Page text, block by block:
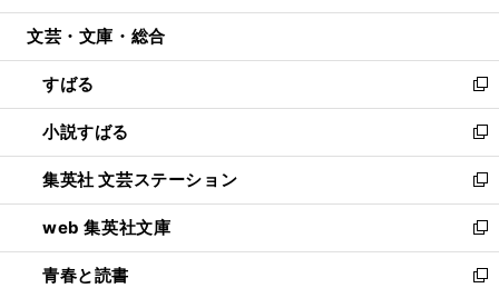
開
ウ
開
く
ン
ウ
で
開
く
ウ
ン
ド
ウ
で
開
く
文芸・文庫・総合
すばる
新
し
い
ウ
ィ
ン
ド
ウ
で
小説すばる
新
し
い
ウ
ィ
ン
ド
集英社 文芸ステーション
新
し
い
ウ
ィ
web 集英社文庫
新
し
い
青春と読書
新